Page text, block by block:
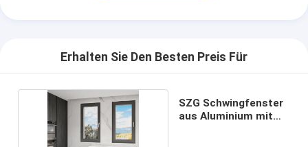
Erhalten Sie Den Besten Preis Für
SZG Schwingfenster
aus Aluminium mit